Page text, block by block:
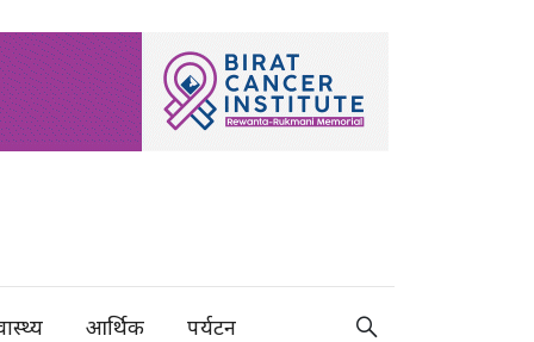
आर्थिक पर्यटन